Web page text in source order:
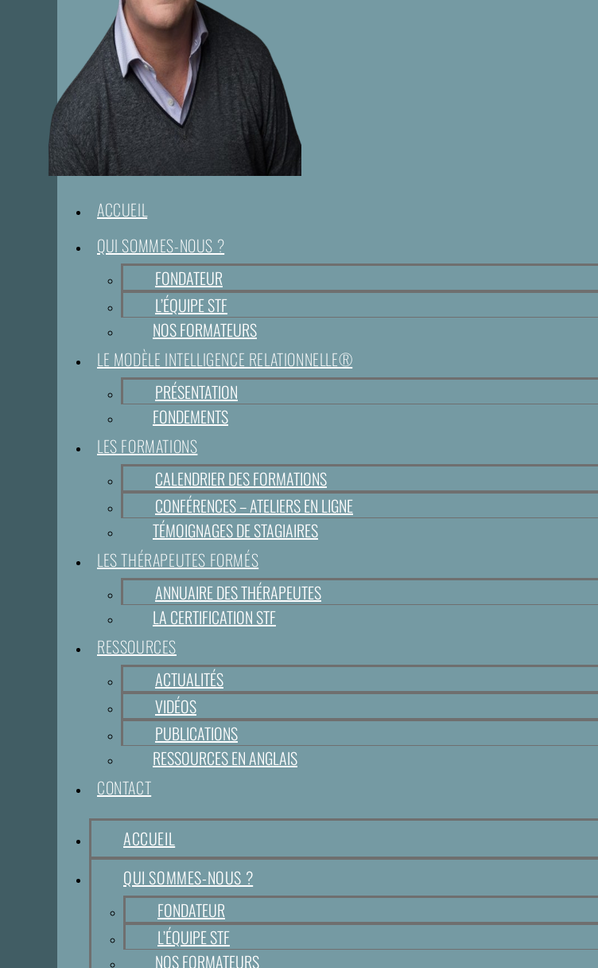
ACCUEIL
QUI SOMMES-NOUS ?
FONDATEUR
L’ÉQUIPE STF
NOS FORMATEURS
LE MODÈLE INTELLIGENCE RELATIONNELLE®
PRÉSENTATION
FONDEMENTS
LES FORMATIONS
CALENDRIER DES FORMATIONS
CONFÉRENCES – ATELIERS EN LIGNE
TÉMOIGNAGES DE STAGIAIRES
LES THÉRAPEUTES FORMÉS
ANNUAIRE DES THÉRAPEUTES
LA CERTIFICATION STF
RESSOURCES
ACTUALITÉS
VIDÉOS
PUBLICATIONS
RESSOURCES EN ANGLAIS
CONTACT
ACCUEIL
QUI SOMMES-NOUS ?
FONDATEUR
L’ÉQUIPE STF
NOS FORMATEURS